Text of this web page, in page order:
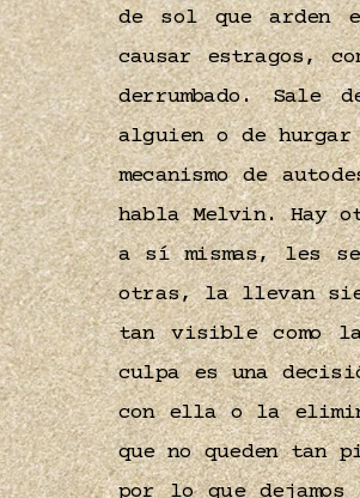
de sol que arden
causar estragos,
derrumbado.
alguien o de
mecanismo de
habla Melvin. Hay
a sí mismas, les
otras, la llevan
tan visible como
culpa es una
con ella o la
que no queden tan
por lo que dejamos